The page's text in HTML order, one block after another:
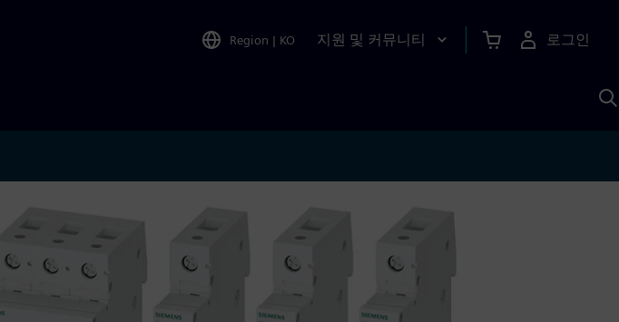
Region | KO 지원 및 커뮤니티 로그인